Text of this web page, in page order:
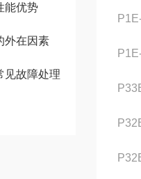
能优势
外在因素
见故障处理